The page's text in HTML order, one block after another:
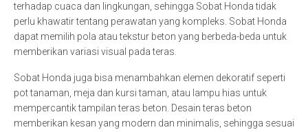
terhadap cuaca dan lingkungan, sehingga Sobat Honda tidak
perlu khawatir tentang perawatan yang kompleks. Sobat Honda
dapat memilih pola atau tekstur beton yang berbeda-beda untuk
memberikan variasi visual pada teras.
Sobat Honda juga bisa menambahkan elemen dekoratif seperti
pot tanaman, meja dan kursi taman, atau lampu hias untuk
mempercantik tampilan teras beton. Desain teras beton
memberikan kesan yang modern dan minimalis, sehingga sesuai